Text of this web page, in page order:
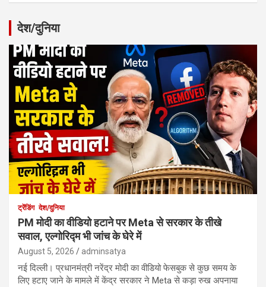
देश/दुनिया
ट्रेंडिंग देश/दुनिया
PM मोदी का वीडियो हटाने पर Meta से सरकार के तीखे
सवाल, एल्गोरिद्म भी जांच के घेरे में
August 5, 2026 adminsatya
नई दिल्ली। प्रधानमंत्री नरेंद्र मोदी का वीडियो फेसबुक से कुछ समय के
लिए हटाए जाने के मामले में केंद्र सरकार ने Meta से कड़ा रुख अपनाया